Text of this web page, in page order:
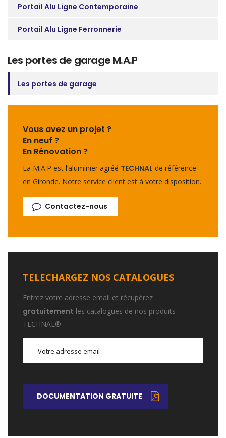
Portail Alu Ligne Contemporaine
Portail Alu Ligne Ferronnerie
Les portes de garage M.A.P
Les portes de garage
Vous avez un projet ?
En neuf ?
En Rénovation ?
La M.A.P est l’aluminier agréé TECHNAL de référence
en Gironde. Notre service client est à votre disposition.
Contactez-nous
TELECHARGEZ NOS CATALOGUES
Entrez votre adresse email et récupérez
gratuitement les catalogues de nos produits
TECHNAL®
DOCUMENTATION GRATUITE